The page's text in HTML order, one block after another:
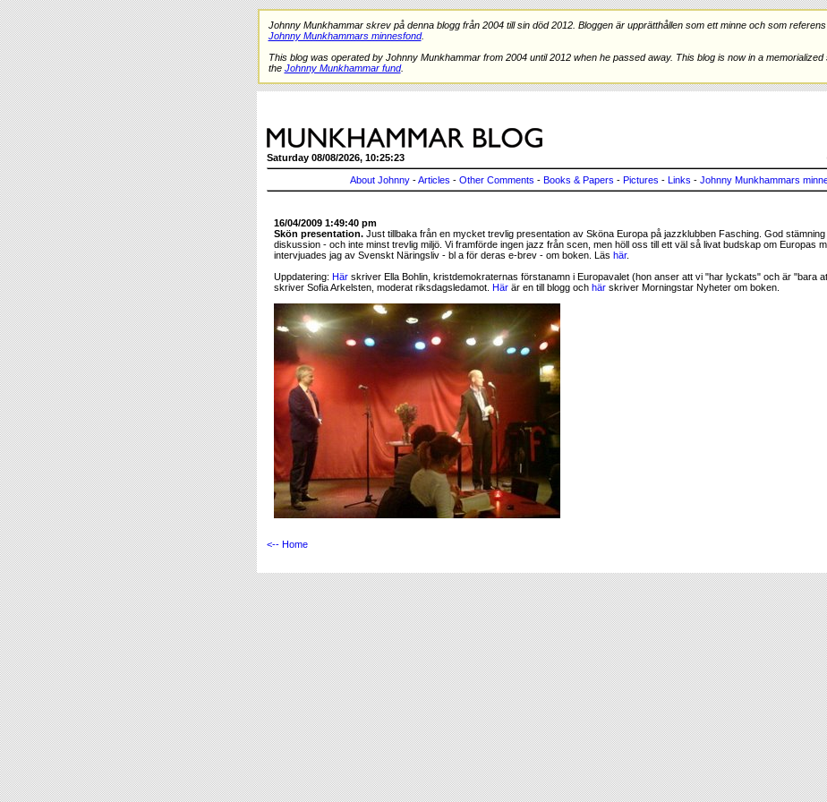
Johnny Munkhammar skrev på denna blogg från 2004 till sin död 2012. Bloggen är upprätthållen som ett minne och som
Johnny Munkhammars minnesfond.
This blog was operated by Johnny Munkhammar from 2004 until 2012 when he passed away. This blog is now in a
the Johnny Munkhammar fund.
Saturday 08/08/2026, 10:25:23
About Johnny -Articles - Other Comments - Books & Papers - Pictures - Links - Johnny Munkhammars
16/04/2009 1:49:40 pm
Skön presentation. Just tillbaka från en mycket trevlig presentation av Sköna Europa på jazzklubben Fasching. God
diskussion - och inte minst trevlig miljö. Vi framförde ingen jazz från scen, men höll oss till ett väl så livat budskap om Europas
intervjuades jag av Svenskt Näringsliv - bl a för deras e-brev - om boken. Läs här.
Uppdatering: Här skriver Ella Bohlin, kristdemokraternas förstanamn i Europavalet (hon anser att vi "har lyckats" och är "bara
skriver Sofia Arkelsten, moderat riksdagsledamot. Här är en till blogg och här skriver Morningstar Nyheter om boken.
<-- Home